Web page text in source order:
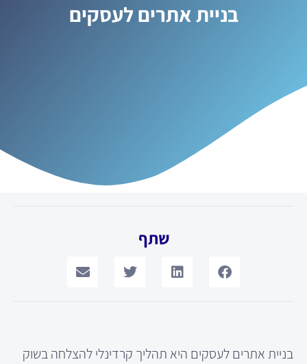
בניית אתרים לעסקים
שתף
בניית אתרים לעסקים היא תהליך קרדינלי להצלחה בשוק